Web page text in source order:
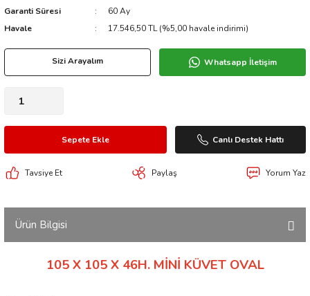
Garanti Süresi
60 Ay
Havale
17.546,50 TL (%5,00 havale indirimi)
Sizi Arayalım Whatsapp İletişim
Sepete Ekle Canlı Destek Hattı
Tavsiye Et Paylaş Yorum Yaz
Ürün Bilgisi
105 X 105 X 46H. MİNİ KÜVET OVAL